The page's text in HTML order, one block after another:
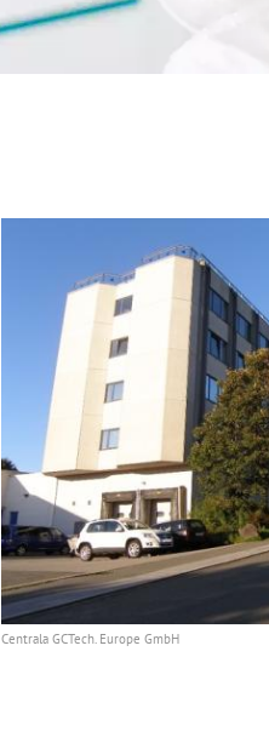
Centrala GCTech. Europe GmbH